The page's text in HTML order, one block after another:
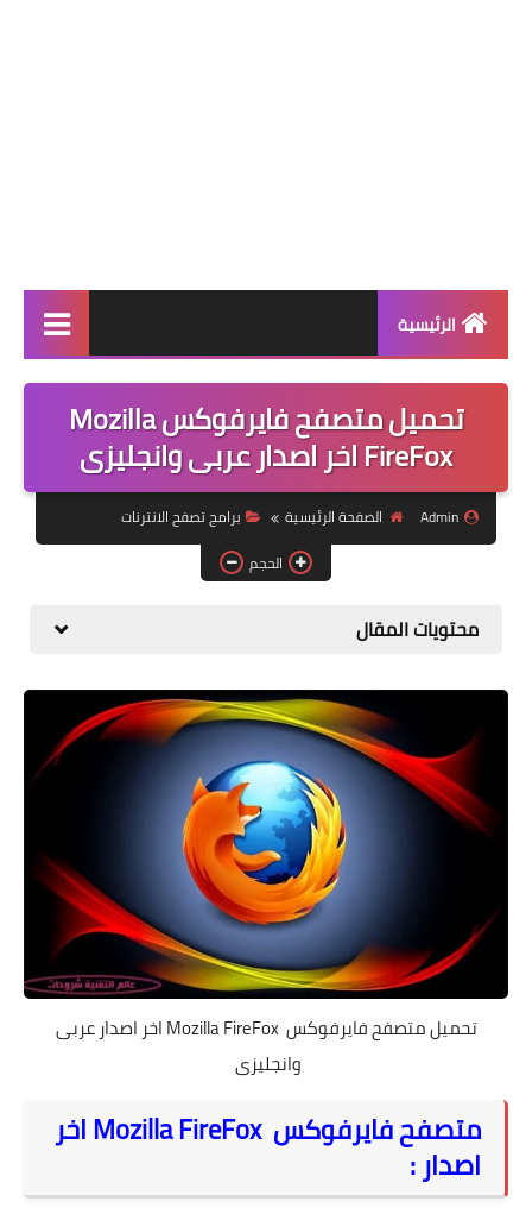
الرئيسية
قسم البرامج
العاب
تطبيقات
البلوجر
تطبيقات الاطفال
تحميل متصفح فايرفوكس Mozilla
FireFox اخر اصدار عربى وانجليزى
Admin الصفحة الرئيسية
برامج تصفح الانترنات
الحجم
محتويات المقال
تحميل متصفح فايرفوكس Mozilla FireFox اخر اصدار عربى
وانجليزى
متصفح فايرفوكس Mozilla FireFox اخر
اصدار :